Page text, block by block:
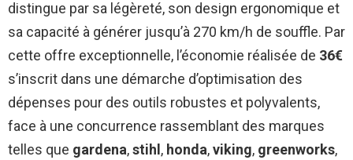
distingue par sa légèreté, son design ergonomique et
sa capacité à générer jusqu’à 270 km/h de souffle. Par
cette offre exceptionnelle, l’économie réalisée de 36€
s’inscrit dans une démarche d’optimisation des
dépenses pour des outils robustes et polyvalents,
face à une concurrence rassemblant des marques
telles que gardena,stihl, honda,viking, greenworks,